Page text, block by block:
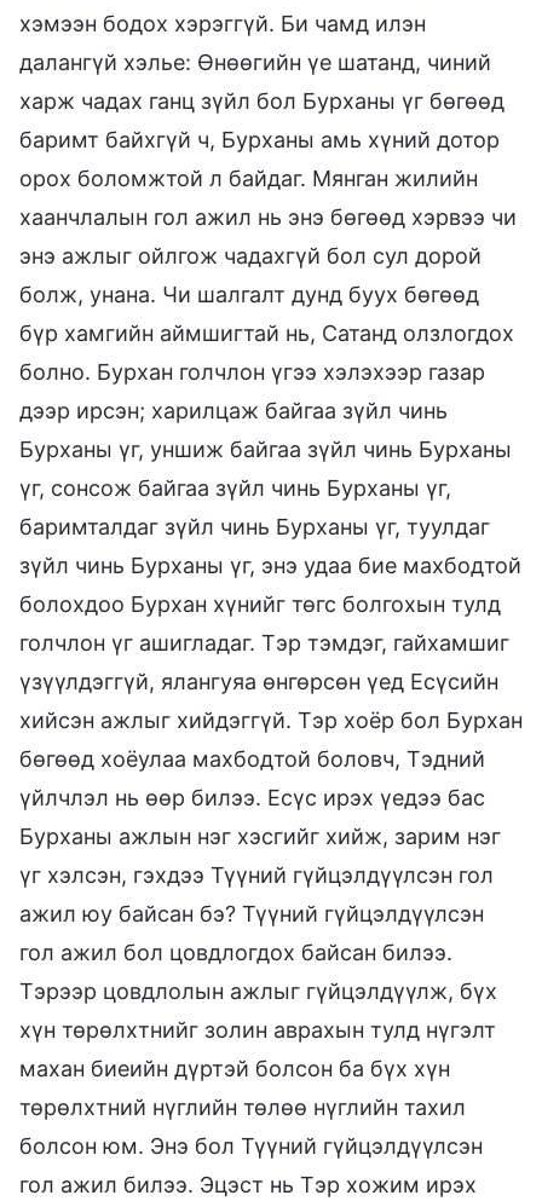
хэмээн бодох хэрэггүй. Би чамд илэн
далангүй хэлье: Өнөөгийн үе шатанд, чиний
харж чадах ганц зүйл бол Бурханы үг бөгөөд
баримт байхгүй ч, Бурханы амь хүний дотор
орох боломжтой л байдаг. Мянган жилийн
хаанчлалын гол ажил нь энэ бөгөөд хэрвээ чи
энэ ажлыг ойлгож чадахгүй бол сул дорой
болж, унана. Чи шалгалт дунд буух бөгөөд
бүр хамгийн аймшигтай нь, Сатанд олзлогдох
болно. Бурхан голчлон үгээ хэлэхээр газар
дээр ирсэн; харилцаж байгаа зүйл чинь
Бурханы үг, уншиж байгаа зүйл чинь Бурханы
үг, сонсож байгаа зүйл чинь Бурханы үг,
баримталдаг зүйл чинь Бурханы үг, туулдаг
зүйл чинь Бурханы үг, энэ удаа бие махбодтой
болохдоо Бурхан хүнийг төгс болгохын тулд
голчлон үг ашигладаг. Тэр тэмдэг, гайхамшиг
үзүүлдэггүй, ялангуяа өнгөрсөн үед Есүсийн
хийсэн ажлыг хийдэггүй. Тэр хоёр бол Бурхан
бөгөөд хоёулаа махбодтой боловч, Тэдний
үйлчлэл нь өөр билээ. Есүс ирэх үедээ бас
Бурханы ажлын нэг хэсгийг хийж, зарим нэг
үг хэлсэн, гэхдээ Түүний гүйцэлдүүлсэн гол
ажил юу байсан бэ? Түүний гүйцэлдүүлсэн
гол ажил бол цовдлогдох байсан билээ.
Тэрээр цовдлолын ажлыг гүйцэлдүүлж, бүх
хүн төрөлхтнийг золин аврахын тулд нүгэлт
махан биеийн дүртэй болсон ба бүх хүн
төрөлхтний нүглийн төлөө нүглийн тахил
болсон юм. Энэ бол Түүний гүйцэлдүүлсэн
гол ажил билээ. Эцэст нь Тэр хожим ирэх